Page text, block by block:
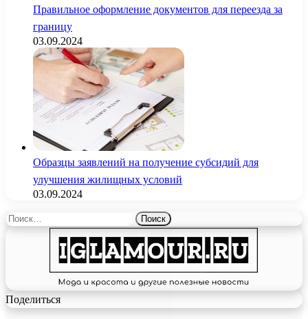
Правильное оформление документов для переезда за
границу
03.09.2024
Образцы заявлений на получение субсидий для
улучшения жилищных условий
03.09.2024
Найти:
Поделиться